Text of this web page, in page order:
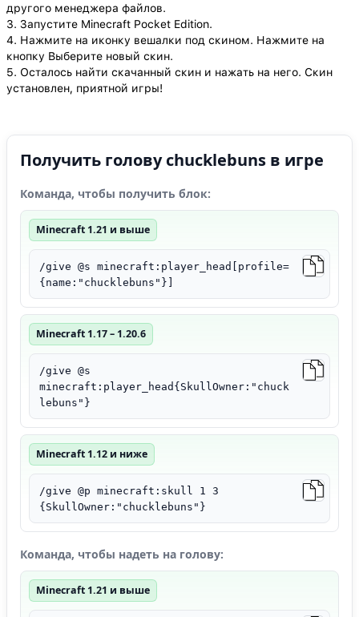
другого менеджера файлов.
3. Запустите Minecraft Pocket Edition.
4. Нажмите на иконку вешалки под скином. Нажмите на
кнопку Выберите новый скин.
5. Осталось найти скачанный скин и нажать на него. Скин
установлен, приятной игры!
Получить голову chucklebuns в игре
Команда, чтобы получить блок:
Minecraft 1.21 и выше
/give @s minecraft:player_head[profile=
{name:"chucklebuns"}]
Minecraft 1.17 – 1.20.6
/give @s
minecraft:player_head{SkullOwner:"chuck
lebuns"}
Minecraft 1.12 и ниже
/give @p minecraft:skull 1 3
{SkullOwner:"chucklebuns"}
Команда, чтобы надеть на голову:
Minecraft 1.21 и выше